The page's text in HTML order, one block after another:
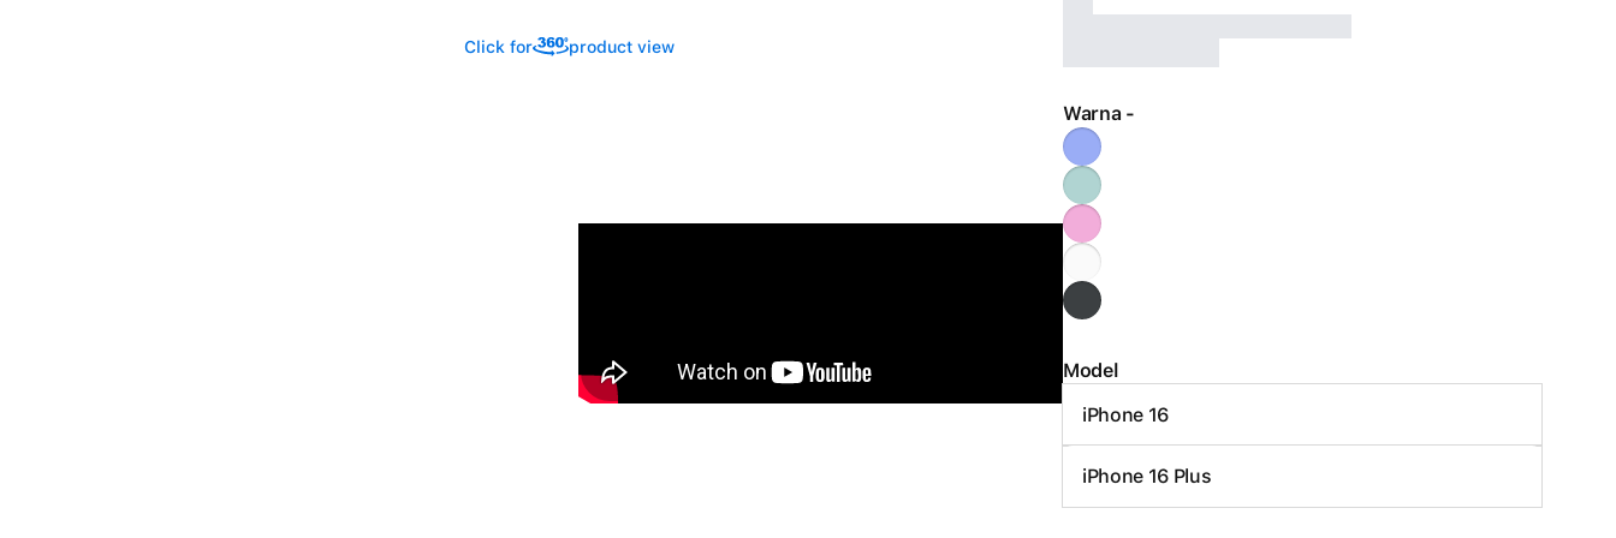
Click for product view
Warna -
Model
iPhone 16
iPhone 16 Plus